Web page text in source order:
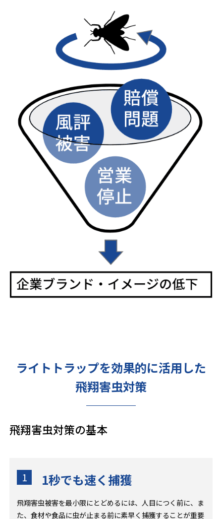
ライトトラップを効果的に活用した
飛翔害虫対策
飛翔害虫対策の基本
1 1秒でも速く捕獲
飛翔害虫被害を最小限にとどめるには、人目につく前に、ま
た、食材や食品に虫が止まる前に素早く捕獲することが重要